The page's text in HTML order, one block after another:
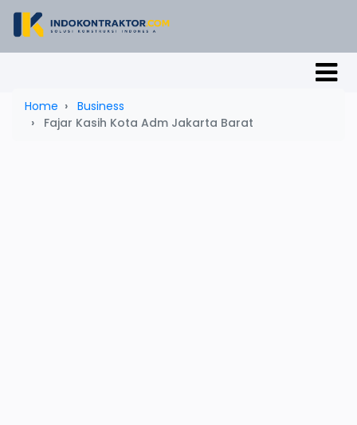
Home
Business
Fajar Kasih Kota Adm Jakarta Barat